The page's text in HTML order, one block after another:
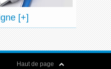
[+]
Haut de page